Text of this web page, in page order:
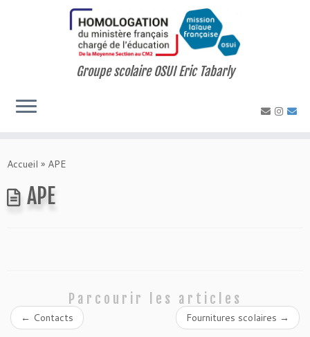
Groupe scolaire OSUI Eric Tabarly
Accueil » APE
APE
Parcourir les articles
← Contacts Fournitures scolaires →